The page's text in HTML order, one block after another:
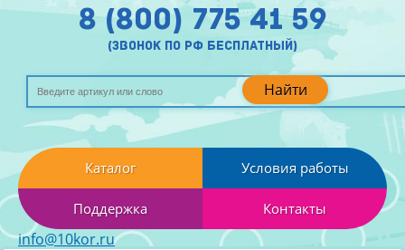
Найти
8 (800) 775 41 59
(звонок по рф бесплатный)
Каталог Условия работы
Поддержка Контакты
info@10kor.ru